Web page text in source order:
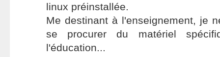
linux préinstallée.
Me destinant à l'enseignement, je
se procurer du matériel
l'éducation...